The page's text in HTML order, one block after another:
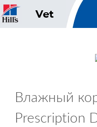
Vet
Влажный
Prescription